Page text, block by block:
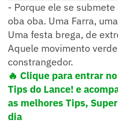
- Porque ele se
oba oba. Uma Farra,
Uma festa brega, de
Aquele movimento
constrangedor.
🔥 Clique para entrar
Tips do Lance! e
as melhores Tips,
dia